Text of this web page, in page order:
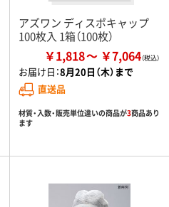
アズワン ディスポキャップ
100枚入 1箱（100枚）
￥1,818 ￥7,064
お届け日：8月20日（木）まで
直送品
材質・入数・販売単位違いの商品が3商品あり
ます